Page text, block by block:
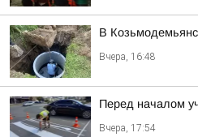
В
Вчера, 16:48
Перед началом
Вчера, 17:54